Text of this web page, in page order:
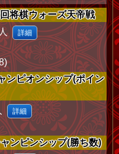
将棋ウォーズ天帝戦
詳細
ンピオンシップ(ポイン
詳細
ンピンシップ(勝ち数)